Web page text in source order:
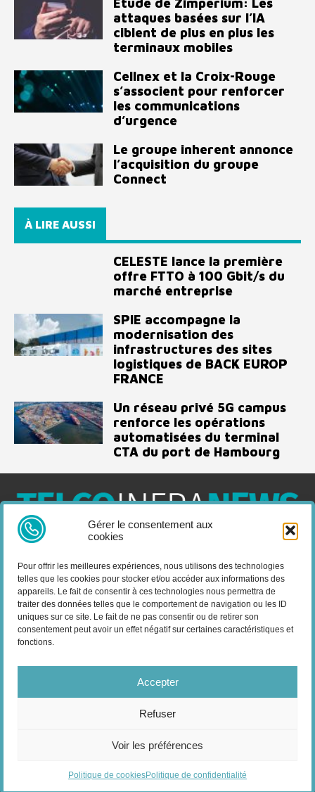
Gérer le consentement aux
cookies
Pour offrir les meilleures expériences, nous utilisons des technologies
telles que les cookies pour stocker et/ou accéder aux informations des
appareils. Le fait de consentir à ces technologies nous permettra de
traiter des données telles que le comportement de navigation ou les ID
uniques sur ce site. Le fait de ne pas consentir ou de retirer son
consentement peut avoir un effet négatif sur certaines caractéristiques et
fonctions.
Accepter
Refuser
Voir les préférences
Politique de cookiesPolitique de confidentialité
Etude de Zimperium: Les
attaques basées sur l’IA
ciblent de plus en plus les
terminaux mobiles
Cellnex et la Croix-Rouge
s’associent pour renforcer
les communications
d’urgence
Le groupe inherent annonce
l’acquisition du groupe
Connect
À LIRE AUSSI
CELESTE lance la première
offre FTTO à 100 Gbit/s du
marché entreprise
SPIE accompagne la
modernisation des
infrastructures des sites
logistiques de BACK EUROP
FRANCE
Un réseau privé 5G campus
renforce les opérations
automatisées du terminal
CTA du port de Hambourg
Telco Infra News est un média dédié aux acteurs des télécoms
services, des news, des déploiements, des évènements, des
livres blancs et les nominations du secteur. Retrouvez toutes les
informations sur les innovations en domaine des
télécommunications.
Vous cherchez quelque chose ?
Politique de confidentialité| Google reCAPTCHA :